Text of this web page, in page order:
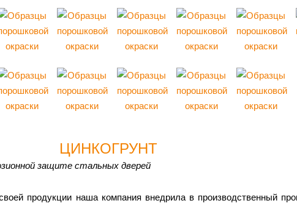
ЦИНКОГРУНТ
защите стальных дверей
продукции наша компания внедрила в производственный